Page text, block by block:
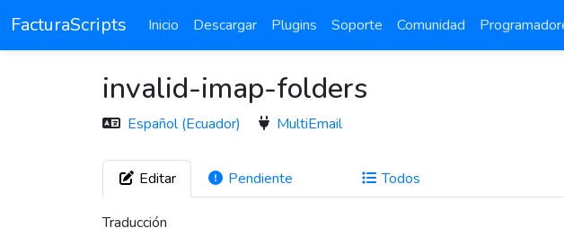
FacturaScripts Inicio Descargar Plugins Soporte Comunidad
invalid-imap-folders
Español (Ecuador) MultiEmail
Editar Pendiente Todos
Traducción